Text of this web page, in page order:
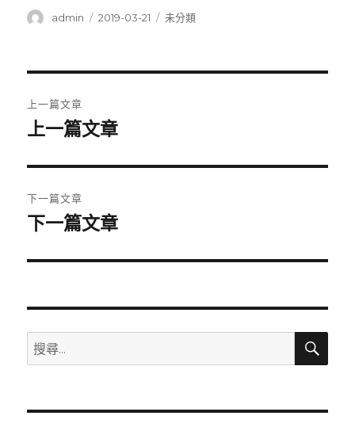
作
admin
發
2019-03-21
分
未分類
章
覽
上一篇文章
上
篇
文
章:
上一篇文章
下一篇文章
下
篇
章:
下一篇文章
搜
尋
鍵
搜